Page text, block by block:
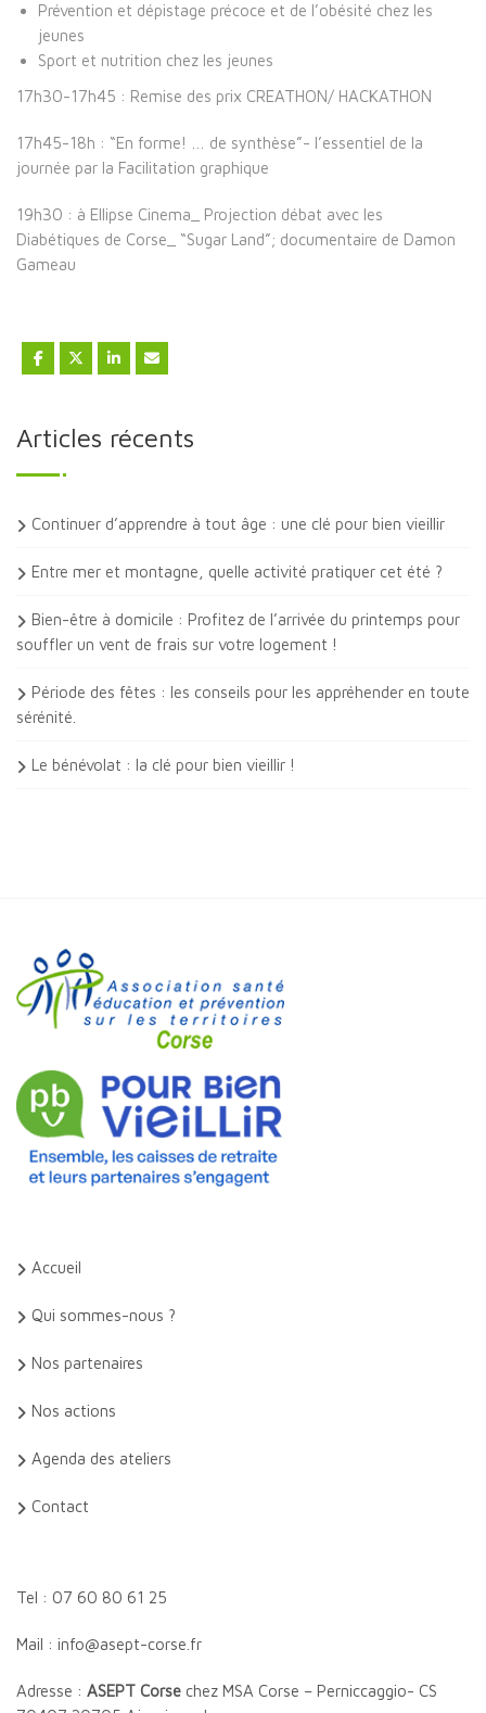
Prévention et dépistage précoce et de l’obésité chez les
jeunes
Sport et nutrition chez les jeunes
17h30-17h45 : Remise des prix CREATHON/ HACKATHON
17h45-18h : “En forme! … de synthèse”- l’essentiel de la
journée par la Facilitation graphique
19h30 : à Ellipse Cinema_ Projection débat avec les
Diabétiques de Corse_ “Sugar Land”; documentaire de Damon
Gameau
Articles récents
Continuer d’apprendre à tout âge : une clé pour bien vieillir
Entre mer et montagne, quelle activité pratiquer cet été ?
Bien-être à domicile : Profitez de l’arrivée du printemps pour
souffler un vent de frais sur votre logement !
Période des fêtes : les conseils pour les appréhender en toute
sérénité.
Le bénévolat : la clé pour bien vieillir !
Accueil
Qui sommes-nous ?
Nos partenaires
Nos actions
Agenda des ateliers
Contact
Tel : 07 60 80 61 25
Mail : info@asept-corse.fr
Adresse : ASEPT Corse chez MSA Corse – Perniccaggio- CS